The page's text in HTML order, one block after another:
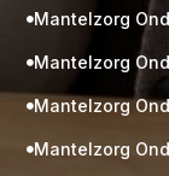
Gratis
 Mantelzorg
 Mantelzorg
 Mantelzorg
 Mantelzorg